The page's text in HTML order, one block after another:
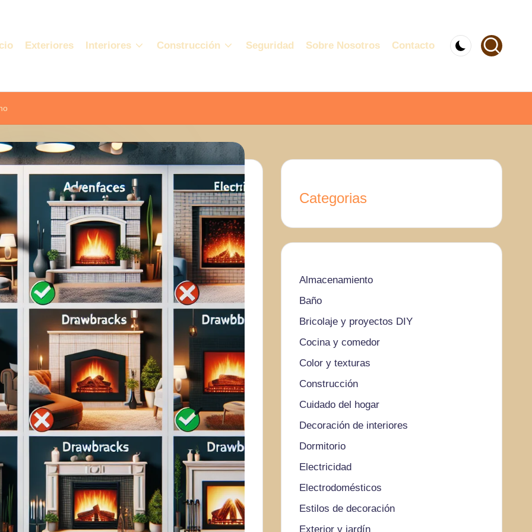
Exteriores Interiores Construcción Seguridad Sobre Nosotros Contacto
Categorias
Almacenamiento
Baño
Bricolaje y proyectos DIY
Cocina y comedor
Color y texturas
Construcción
Cuidado del hogar
Decoración de interiores
Dormitorio
Electricidad
Electrodomésticos
Estilos de decoración
Exterior y jardín